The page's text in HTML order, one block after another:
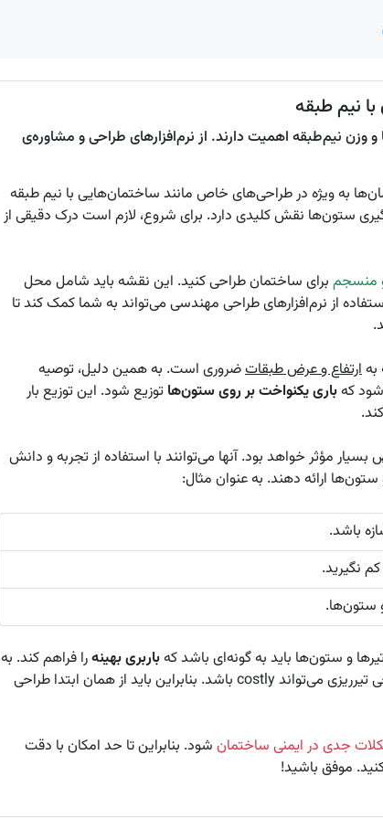
نیم طبقه
وزن نیم‌طبقه اهمیت دارند. از نرم‌افزارهای طراحی و مشاوره‌ی
به ویژه در طراحی‌های خاص مانند ساختمان‌هایی با نیم طبقه
ستون‌ها نقش کلیدی دارد. برای شروع، لازم است درک دقیقی از
منسجم برای ساختمان طراحی کنید. این نقشه باید شامل محل
از نرم‌افزارهای طراحی مهندسی می‌تواند به شما کمک کند تا
بهارتفاع و عرض طبقاتضروری است. به همین دلیل، توصیه
کهباری یکنواخت بر روی ستون‌ها توزیع شود. این توزیع بار
بسیار مؤثر خواهد بود. آنها می‌توانند با استفاده از تجربه و دانش
ارائه دهند. به عنوان مثال:
باشد.
نگیرید.
ستون‌ها.
و ستون‌ها باید به گونه‌ای باشد کهباربری بهینهرا فراهم کند. به
خاطر داشته باشید که رفع هر گونه مشکل در طراحی تیرریزی می‌تواند costly باشد. بنابراین باید از همان ابتدا طراحی
جدی در ایمنی ساختمان شود. بنابراین تا حد امکان با دقت
موفق باشید!